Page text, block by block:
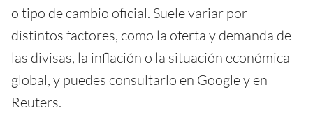
o tipo de cambio oficial. Suele variar por
distintos factores, como la oferta y demanda de
las divisas, la inflación o la situación económica
global, y puedes consultarlo en Google y en
Reuters.